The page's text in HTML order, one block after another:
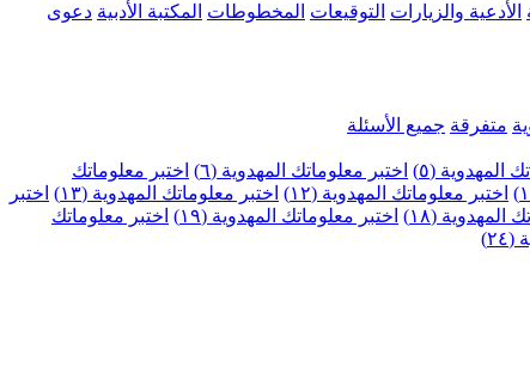
الأدعية والزيارات التوقيعات المخطوطات المكتبة الأدبية دعوى
متفرقة جميع الأسئلة
المهدوية (٥) اختبر معلوماتك المهدوية (٦)
اختبر معلوماتك
اختبر معلوماتك المهدوية (١٢) اختبر معلوماتك المهدوية (١٣)
اختبر
المهدوية (١٨) اختبر معلوماتك المهدوية (١٩)
اختبر معلوماتك